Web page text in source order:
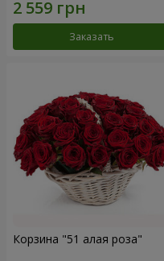
Заказать
Корзина "51 алая роза"